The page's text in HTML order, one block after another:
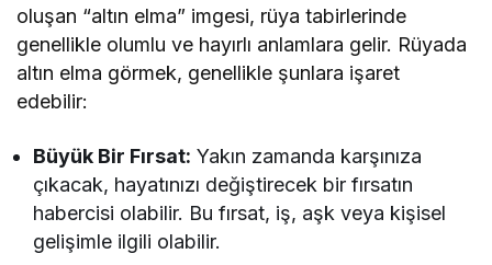
oluşan “altın elma” imgesi, rüya tabirlerinde
genellikle olumlu ve hayırlı anlamlara gelir. Rüyada
altın elma görmek, genellikle şunlara işaret
edebilir:
Büyük Bir Fırsat: Yakın zamanda karşınıza
çıkacak, hayatınızı değiştirecek bir fırsatın
habercisi olabilir. Bu fırsat, iş, aşk veya kişisel
gelişimle ilgili olabilir.